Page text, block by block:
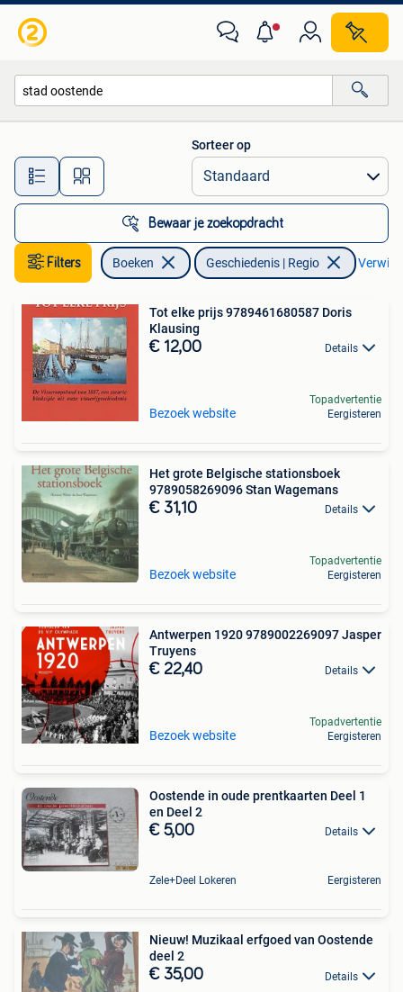
Alle afstanden…
Sorteer op
Bewaar je zoekopdracht
Filters Boeken Geschiedenis | Regio
Tot elke prijs 9789461680587 Doris
Klausing
€ 12,00 Details
Bezoek website
Topadvertentie
Eergisteren
Het grote Belgische stationsboek
9789058269096 Stan Wagemans
€ 31,10 Details
Bezoek website
Topadvertentie
Eergisteren
Antwerpen 1920 9789002269097 Jasper
Truyens
€ 22,40 Details
Bezoek website
Topadvertentie
Eergisteren
Oostende in oude prentkaarten Deel 1
en Deel 2
€ 5,00 Details
Zele+Deel Lokeren Eergisteren
Nieuw! Muzikaal erfgoed van Oostende
deel 2
€ 35,00 Details